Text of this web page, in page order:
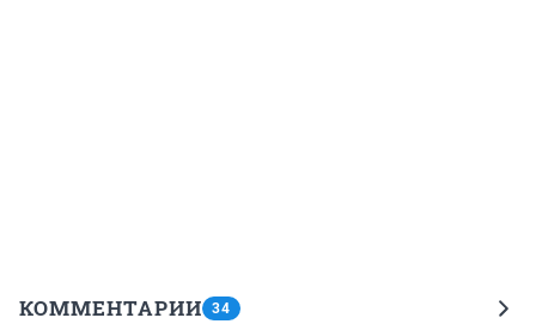
КОММЕНТАРИИ 34